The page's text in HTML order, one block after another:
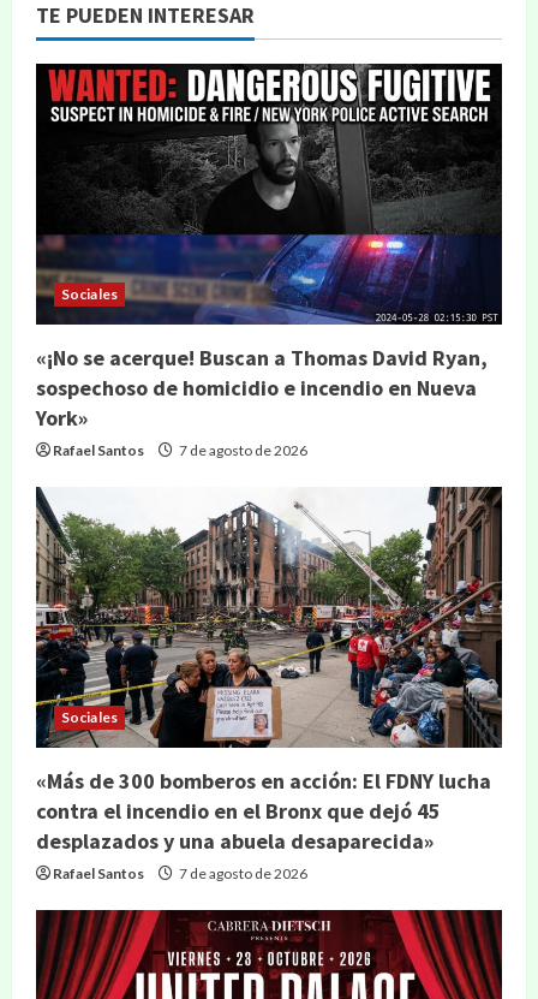
TE PUEDEN INTERESAR
Sociales
«¡No se acerque! Buscan a Thomas David Ryan,
sospechoso de homicidio e incendio en Nueva
York»
Rafael Santos 7 de agosto de 2026
Sociales
«Más de 300 bomberos en acción: El FDNY lucha
contra el incendio en el Bronx que dejó 45
desplazados y una abuela desaparecida»
Rafael Santos 7 de agosto de 2026